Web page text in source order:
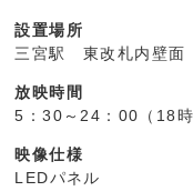
設置場所
三宮駅 東改札内壁面
放映時間
5：30～24：00（18時
映像仕様
LEDパネル